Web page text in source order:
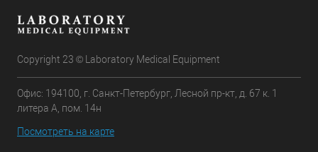
Copyright 23 © Laboratory Medical Equipment
Офис: 194100, г. Санкт-Петербург, Лесной пр-кт, д. 67 к. 1
литера А, пом. 14н
Посмотреть на карте